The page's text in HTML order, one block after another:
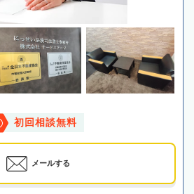
初回相談無料
メールする